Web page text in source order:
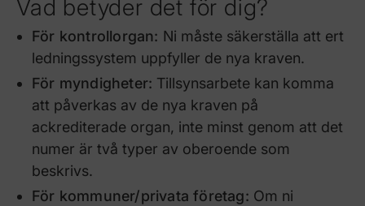
Vad betyder det för dig?
För kontrollorgan: Ni måste säkerställa att ert
ledningssystem uppfyller de nya kraven.
För myndigheter: Tillsynsarbete kan komma
att påverkas av de nya kraven på
ackrediterade organ, inte minst genom att det
numer är två typer av oberoende som
beskrivs.
För kommuner/privata företag: Om ni